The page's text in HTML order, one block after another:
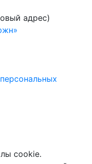
адрес)
cookie.